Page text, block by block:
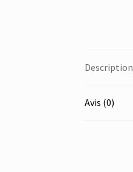
Description
Avis (0)